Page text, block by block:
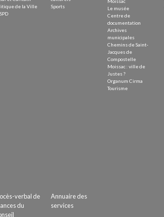
de la Ville
Sports
Le musée
Centre de
documentation
Archives
municipales
Chemins de Saint-
Jacques de
Compostelle
Moissac : ville de
Justes ?
Organum Cirma
Tourisme
verbal de
du
Annuaire des
services